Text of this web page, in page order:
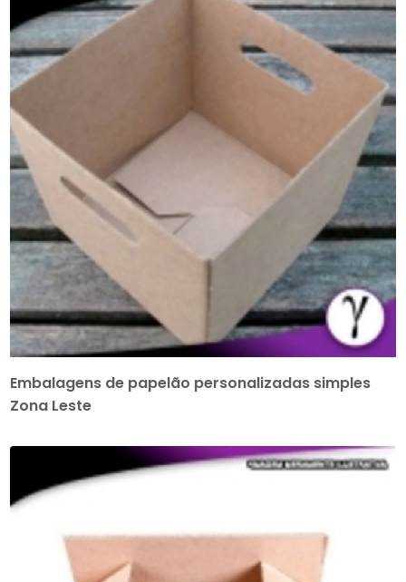
Embalagens de papelão personalizadas simples
Zona Leste